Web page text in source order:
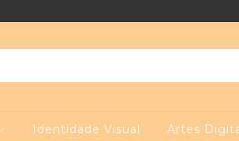
Identidade Visual Artes